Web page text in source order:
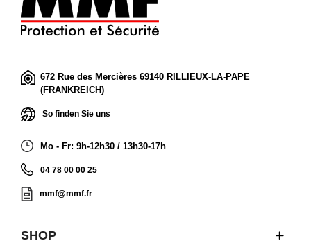
672 Rue des Mercières 69140 RILLIEUX-LA-PAPE
(FRANKREICH)
So finden Sie uns
Mo - Fr: 9h-12h30 / 13h30-17h
04 78 00 00 25
mmf@mmf.fr
SHOP